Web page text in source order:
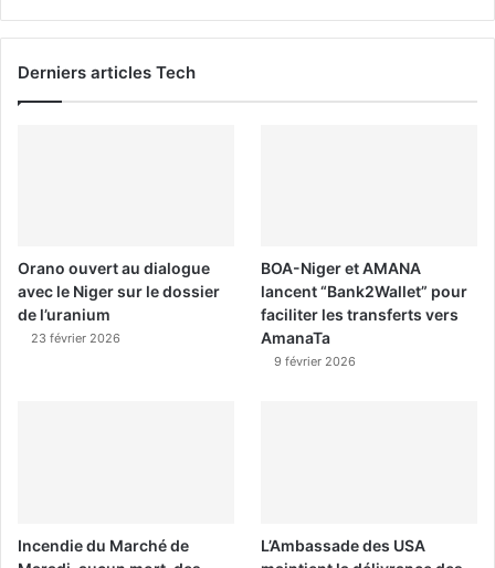
Derniers articles Tech
Orano ouvert au dialogue
avec le Niger sur le dossier
de l’uranium
23 février 2026
BOA-Niger et AMANA
lancent “Bank2Wallet” pour
faciliter les transferts vers
AmanaTa
9 février 2026
Incendie du Marché de
L’Ambassade des USA